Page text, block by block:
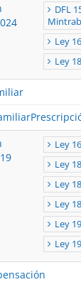
DFL
Mintrab
Ley
Ley
Ley
Ley
Ley
Ley
Ley
Ley